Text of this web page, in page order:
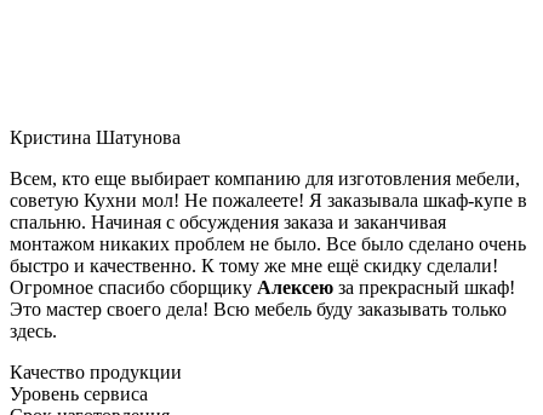
Кристина Шатунова
Всем, кто еще выбирает компанию для изготовления мебели,
советую Кухни мол! Не пожалеете! Я заказывала шкаф-купе в
спальню. Начиная с обсуждения заказа и заканчивая
монтажом никаких проблем не было. Все было сделано очень
быстро и качественно. К тому же мне ещё скидку сделали!
Огромное спасибо сборщику Алексею за прекрасный шкаф!
Это мастер своего дела! Всю мебель буду заказывать только
здесь.
Качество продукции
Уровень сервиса